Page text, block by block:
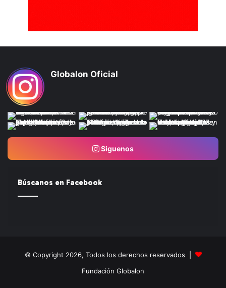
Globalon Oficial
Siguenos
Búscanos en Facebook
© Copyright 2026, Todos los derechos reservados |
Fundación Globalon